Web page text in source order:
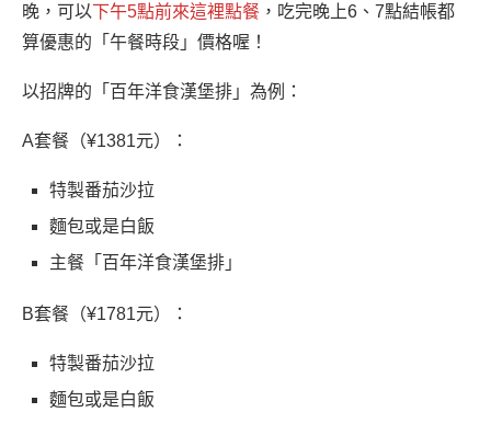
晚，可以下午5點前來這裡點餐 ，吃完晚上6、7點結帳都
算優惠的「午餐時段」價格喔！
以招牌的「百年洋食漢堡排」為例：
A套餐（¥1381元）：
特製番茄沙拉
麵包或是白飯
主餐「百年洋食漢堡排」
B套餐（¥1781元）：
特製番茄沙拉
麵包或是白飯